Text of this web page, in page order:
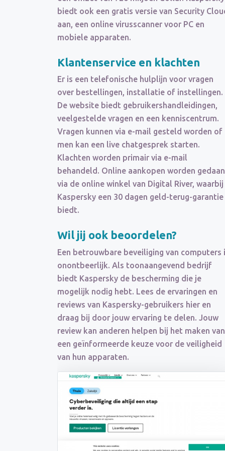
biedt ook een gratis versie van Security
aan, een online virusscanner voor PC en
mobiele apparaten.
Klantenservice en klachten
Er is een telefonische hulplijn voor vragen
over bestellingen, installatie of instellingen.
De website biedt gebruikershandleidingen,
veelgestelde vragen en een kenniscentrum.
Vragen kunnen via e-mail gesteld worden of
men kan een live chatgesprek starten.
Klachten worden primair via e-mail
behandeld. Online aankopen worden gedaan
via de online winkel van Digital River, waarbij
Kaspersky een 30 dagen geld-terug-garantie
biedt.
Wil jij ook beoordelen?
Een betrouwbare beveiliging van computers
onontbeerlijk. Als toonaangevend bedrijf
biedt Kaspersky de bescherming die je
mogelijk nodig hebt. Lees de ervaringen en
reviews van Kaspersky-gebruikers hier en
draag bij door jouw ervaring te delen. Jouw
review kan anderen helpen bij het maken van
een geïnformeerde keuze voor de veiligheid
van hun apparaten.